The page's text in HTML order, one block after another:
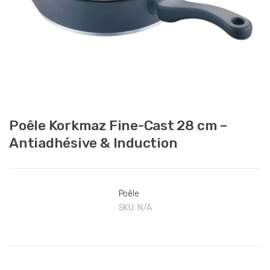
Poêle Korkmaz Fine-Cast 28 cm –
Antiadhésive & Induction
Poêle
SKU: N/A